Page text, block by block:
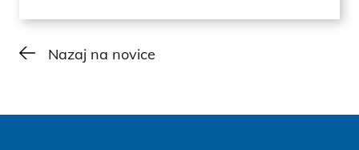
Nazaj na novice